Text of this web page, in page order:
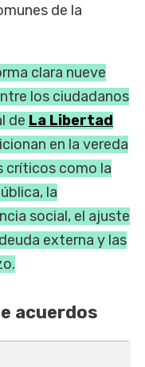
de la
clara nueve
los ciudadanos
de La Libertad
en la vereda
críticos como la
la
social, el ajuste
externa y las
acuerdos